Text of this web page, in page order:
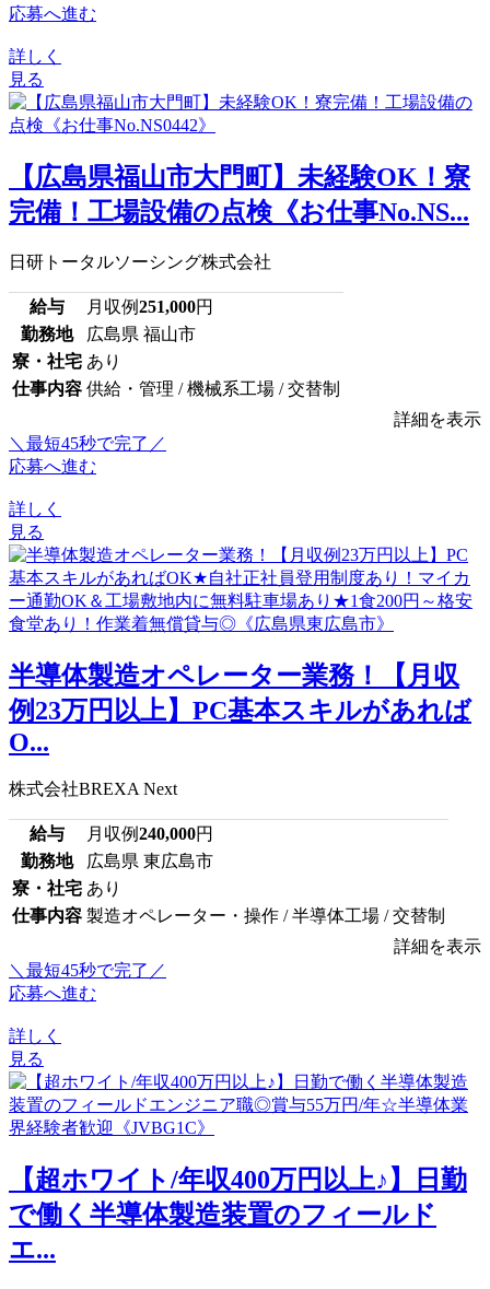
応募へ進む
詳しく
見る
【広島県福山市大門町】未経験OK！寮
完備！工場設備の点検《お仕事No.NS...
日研トータルソーシング株式会社
給与 月収例251,000円
勤務地
広島県 福山市
寮・社宅 あり
仕事内容 供給・管理 / 機械系工場 / 交替制
詳細を表示
＼最短45秒で完了／
応募へ進む
詳しく
見る
半導体製造オペレーター業務！【月収
例23万円以上】PC基本スキルがあれば
O...
株式会社BREXA Next
給与 月収例240,000円
勤務地
広島県 東広島市
寮・社宅 あり
仕事内容 製造オペレーター・操作 / 半導体工場 / 交替制
詳細を表示
＼最短45秒で完了／
応募へ進む
詳しく
見る
【超ホワイト/年収400万円以上♪】日勤
で働く半導体製造装置のフィールド
エ...